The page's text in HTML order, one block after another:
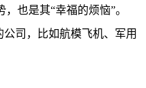
也是其“幸福的烦恼”。
司，比如航模飞机、军用